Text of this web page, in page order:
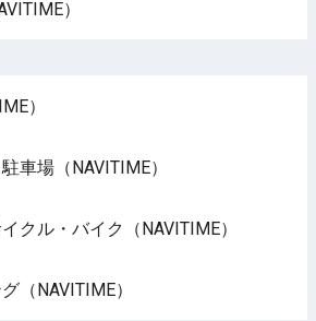
）
）
車場（NAVITIME）
クル・バイク（NAVITIME）
（NAVITIME）